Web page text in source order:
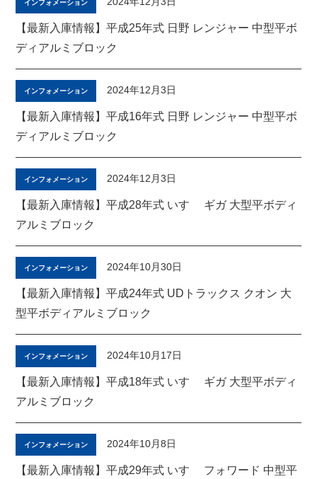
インフォメーション
【最新入庫情報】平成25年式 日野 レンジャー 中型平ボ
ディアルミブロック
インフォメーション 2024年12月3日
【最新入庫情報】平成16年式 日野 レンジャー 中型平ボ
ディアルミブロック
インフォメーション 2024年12月3日
【最新入庫情報】平成28年式 いすゞ ギガ 大型平ボディ
アルミブロック
インフォメーション 2024年10月30日
【最新入庫情報】平成24年式 UDトラックス クオン 大
型平ボディアルミブロック
インフォメーション 2024年10月17日
【最新入庫情報】平成18年式 いすゞ ギガ 大型平ボディ
アルミブロック
インフォメーション 2024年10月8日
【最新入庫情報】平成29年式 いすゞ フォワード 中型平